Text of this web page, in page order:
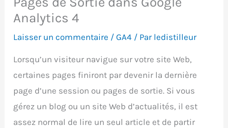
Analytics 4
Laisser un commentaire /GA4 / Par ledistilleur
Lorsqu’un visiteur navigue sur votre site Web,
certaines pages finiront par devenir la dernière
page d’une session ou pages de sortie. Si vous
gérez un blog ou un site Web d’actualités, il est
assez normal de lire un seul article et de partir